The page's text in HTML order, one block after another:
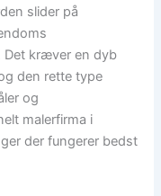
slider på
Det kræver en dyb
den rette type
og
malerfirma i
der fungerer bedst